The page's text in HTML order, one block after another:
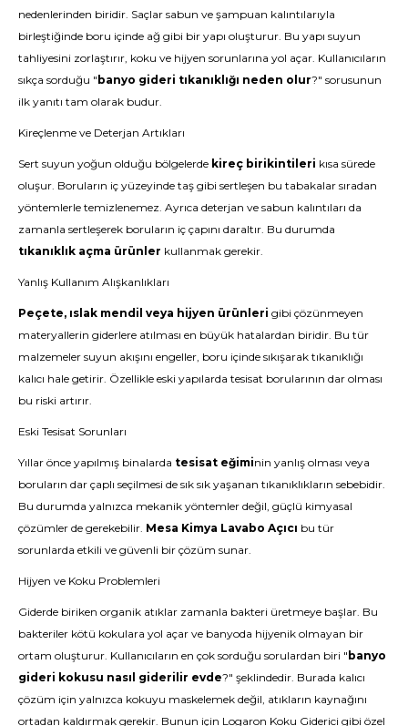
nedenlerinden biridir. Saçlar sabun ve şampuan kalıntılarıyla
birleştiğinde boru içinde ağ gibi bir yapı oluşturur. Bu yapı suyun
tahliyesini zorlaştırır, koku ve hijyen sorunlarına yol açar. Kullanıcıların
sıkça sorduğu " banyo gideri tıkanıklığı neden olur?" sorusunun
ilk yanıtı tam olarak budur.
Kireçlenme ve Deterjan Artıkları
Sert suyun yoğun olduğu bölgelerde kireç birikintileri kısa sürede
oluşur. Boruların iç yüzeyinde taş gibi sertleşen bu tabakalar sıradan
yöntemlerle temizlenemez. Ayrıca deterjan ve sabun kalıntıları da
zamanla sertleşerek boruların iç çapını daraltır. Bu durumda
tıkanıklık açma ürünler kullanmak gerekir.
Yanlış Kullanım Alışkanlıkları
Peçete, ıslak mendil veya hijyen ürünleri gibi çözünmeyen
materyallerin giderlere atılması en büyük hatalardan biridir. Bu tür
malzemeler suyun akışını engeller, boru içinde sıkışarak tıkanıklığı
kalıcı hale getirir. Özellikle eski yapılarda tesisat borularının dar olması
bu riski artırır.
Eski Tesisat Sorunları
Yıllar önce yapılmış binalarda tesisat eğiminin yanlış olması veya
boruların dar çaplı seçilmesi de sık sık yaşanan tıkanıklıkların sebebidir.
Bu durumda yalnızca mekanik yöntemler değil, güçlü kimyasal
çözümler de gerekebilir. Mesa Kimya Lavabo Açıcı bu tür
sorunlarda etkili ve güvenli bir çözüm sunar.
Hijyen ve Koku Problemleri
Giderde biriken organik atıklar zamanla bakteri üretmeye başlar. Bu
bakteriler kötü kokulara yol açar ve banyoda hijyenik olmayan bir
ortam oluşturur. Kullanıcıların en çok sorduğu sorulardan biri " banyo
gideri kokusu nasıl giderilir evde?" şeklindedir. Burada kalıcı
çözüm için yalnızca kokuyu maskelemek değil, atıkların kaynağını
ortadan kaldırmak gerekir. Bunun için Logaron Koku Giderici gibi özel